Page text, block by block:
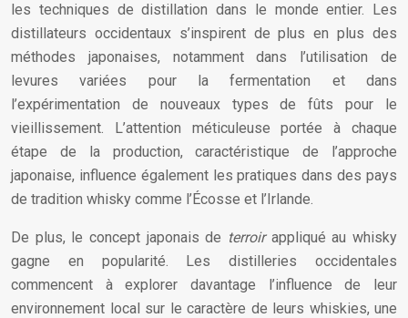
les techniques de distillation dans le monde entier. Les
distillateurs occidentaux s’inspirent de plus en plus des
méthodes japonaises, notamment dans l’utilisation de
levures variées pour la fermentation et dans
l’expérimentation de nouveaux types de fûts pour le
vieillissement. L’attention méticuleuse portée à chaque
étape de la production, caractéristique de l’approche
japonaise, influence également les pratiques dans des pays
de tradition whisky comme l’Écosse et l’Irlande.
De plus, le concept japonais de terroir appliqué au whisky
gagne en popularité. Les distilleries occidentales
commencent à explorer davantage l’influence de leur
environnement local sur le caractère de leurs whiskies, une